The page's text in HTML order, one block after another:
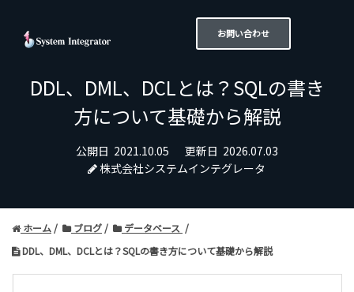
お問い合わせ
DDL、DML、DCLとは？SQLの書き
方について基礎から解説
公開日 2021.10.05 更新日 2026.07.03
株式会社システムインテグレータ
ホーム ブログ
データベース
DDL、DML、DCLとは？SQLの書き方について基礎から解説